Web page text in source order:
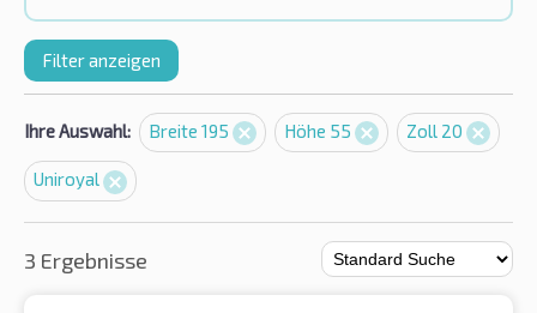
Filter anzeigen
Ihre Auswahl: Breite 195 Höhe 55 Zoll 20
Uniroyal
3 Ergebnisse